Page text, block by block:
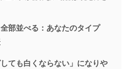
部並べる：あなたのタイプ
ても白くならない」になりや